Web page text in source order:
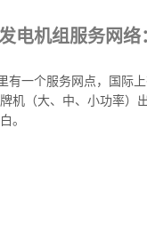
电机组服务网络
有一个服务网点，国际
机（大、中、小功率）
。